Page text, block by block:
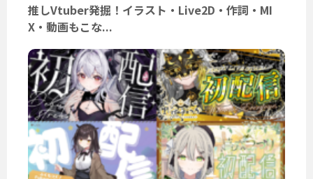
推しVtuber発掘！イラスト・Live2D・作詞・MI
X・動画もこな...